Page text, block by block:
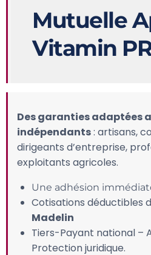
Mutuelle
Vitamin
Des garanties adaptées
indépendants: artisans,
dirigeants d’entreprise,
exploitants agricoles.
Une adhésion
Cotisations déductibles
Madelin
Tiers-Payant national –
Protection juridique.